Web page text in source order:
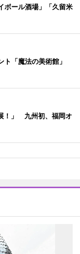
ボール酒場」「久留米
ト「魔法の美術館」
！」 九州初、福岡オ